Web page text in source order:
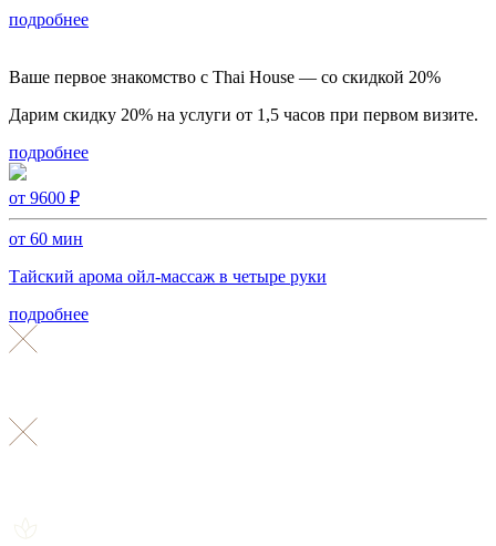
подробнее
Ваше первое знакомство с Thai House — со скидкой 20%
Дарим скидку 20% на услуги от 1,5 часов при первом визите.
подробнее
от 9600 ₽
от 60 мин
Тайский арома ойл-массаж в четыре руки
подробнее